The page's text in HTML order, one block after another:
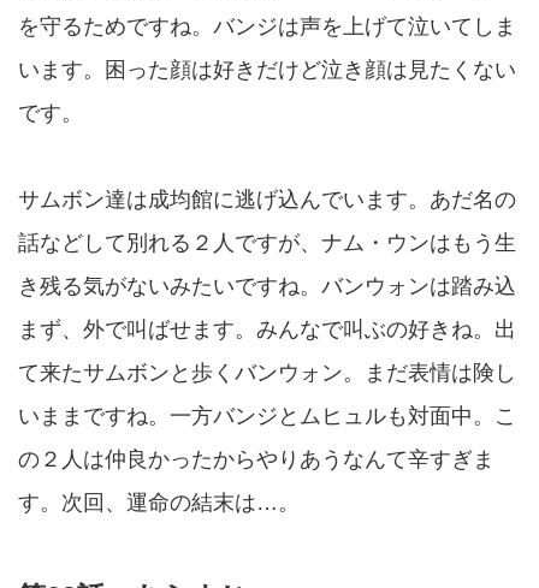
を守るためですね。バンジは声を上げて泣いてしま
います。困った顔は好きだけど泣き顔は見たくない
です。
サムボン達は成均館に逃げ込んでいます。あだ名の
話などして別れる２人ですが、ナム・ウンはもう生
き残る気がないみたいですね。バンウォンは踏み込
まず、外で叫ばせます。みんなで叫ぶの好きね。出
て来たサムボンと歩くバンウォン。まだ表情は険し
いままですね。一方バンジとムヒュルも対面中。こ
の２人は仲良かったからやりあうなんて辛すぎま
す。次回、運命の結末は…。